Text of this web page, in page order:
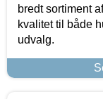
bredt sortiment
kvalitet til både
udvalg.